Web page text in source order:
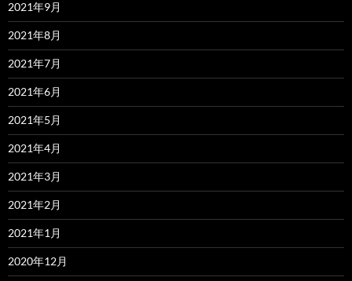
2021年9月
2021年8月
2021年7月
2021年6月
2021年5月
2021年4月
2021年3月
2021年2月
2021年1月
2020年12月